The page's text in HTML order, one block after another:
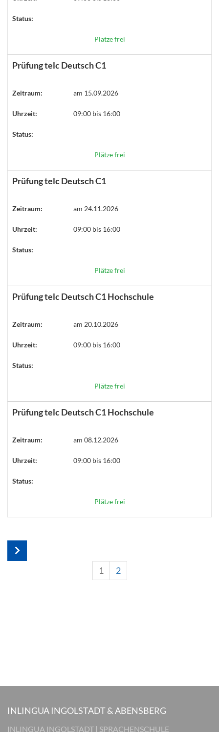
Status:
Plätze frei
Prüfung telc Deutsch C1
Zeitraum: am 15.09.2026
Uhrzeit: 09:00 bis 16:00
Status:
Plätze frei
Prüfung telc Deutsch C1
Zeitraum: am 24.11.2026
Uhrzeit: 09:00 bis 16:00
Status:
Plätze frei
Prüfung telc Deutsch C1 Hochschule
Zeitraum: am 20.10.2026
Uhrzeit: 09:00 bis 16:00
Status:
Plätze frei
Prüfung telc Deutsch C1 Hochschule
Zeitraum: am 08.12.2026
Uhrzeit: 09:00 bis 16:00
Status:
Plätze frei
1 2
INLINGUA INGOLSTADT & ABENSBERG
INLINGUA INGOLSTADT | SPRACHENSCHULE